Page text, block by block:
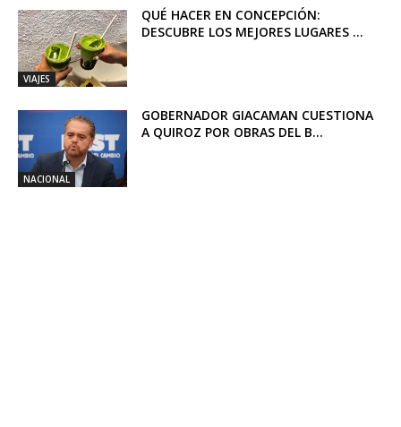
VIAJES
QUÉ HACER EN CONCEPCIÓN:
DESCUBRE LOS MEJORES LUGARES ...
NACIONAL
GOBERNADOR GIACAMAN CUESTIONA
A QUIROZ POR OBRAS DEL B...